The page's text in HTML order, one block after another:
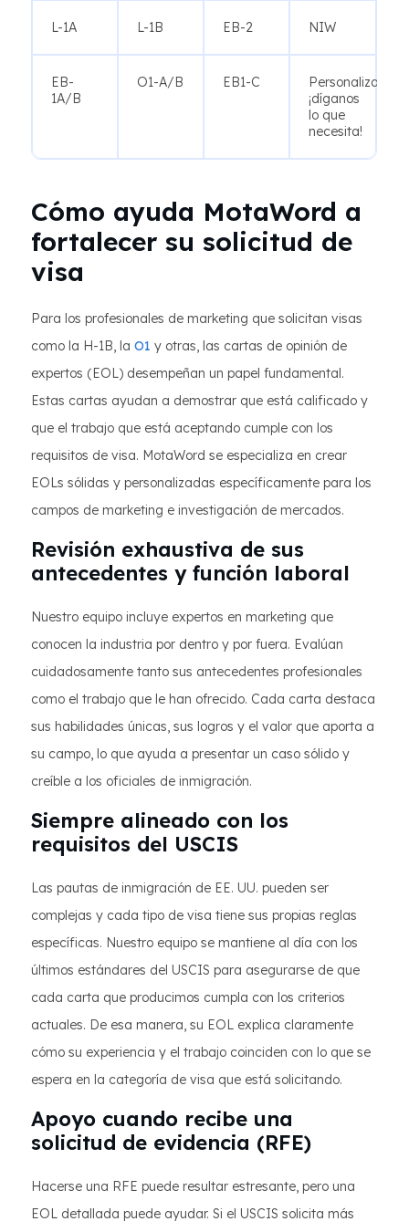
L-1A L-1B EB-2 NIW
EB-
1A/B
O1-A/B EB1-C
Personalizado:
¡díganos
lo que
necesita!
Cómo ayuda MotaWord a
fortalecer su solicitud de
visa
Para los profesionales de marketing que solicitan visas
como la H-1B, la O1 y otras, las cartas de opinión de
expertos (EOL) desempeñan un papel fundamental.
Estas cartas ayudan a demostrar que está calificado y
que el trabajo que está aceptando cumple con los
requisitos de visa. MotaWord se especializa en crear
EOLs sólidas y personalizadas específicamente para los
campos de marketing e investigación de mercados.
Revisión exhaustiva de sus
antecedentes y función laboral
Nuestro equipo incluye expertos en marketing que
conocen la industria por dentro y por fuera. Evalúan
cuidadosamente tanto sus antecedentes profesionales
como el trabajo que le han ofrecido. Cada carta destaca
sus habilidades únicas, sus logros y el valor que aporta a
su campo, lo que ayuda a presentar un caso sólido y
creíble a los oficiales de inmigración.
Siempre alineado con los
requisitos del USCIS
Las pautas de inmigración de EE. UU. pueden ser
complejas y cada tipo de visa tiene sus propias reglas
específicas. Nuestro equipo se mantiene al día con los
últimos estándares del USCIS para asegurarse de que
cada carta que producimos cumpla con los criterios
actuales. De esa manera, su EOL explica claramente
cómo su experiencia y el trabajo coinciden con lo que se
espera en la categoría de visa que está solicitando.
Apoyo cuando recibe una
solicitud de evidencia (RFE)
Hacerse una RFE puede resultar estresante, pero una
EOL detallada puede ayudar. Si el USCIS solicita más